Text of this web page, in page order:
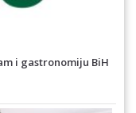
i gastronomiju BiH